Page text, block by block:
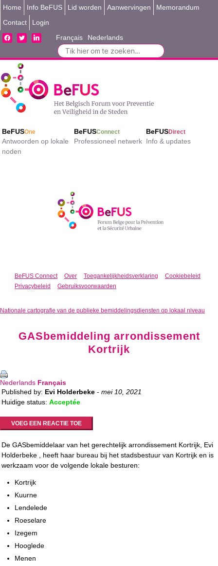
Home Info BeFUS Lid worden Aanwervingen
Memorandum
Contact
Login
facebooktwitterlinkedin Français Nederlands
Search
for:
BeFUSOne
Antwoorden op lokale
noden
BeFUSConnect
Professioneel netwerk
BeFUSDirect
Info & updates
BeFUS Connect Over Toegankelijkheidsverklaring
Cookiebeleid
Privacybeleid
Gebruiksvoorwaarden
Nationale cartografie van de publieke bemiddelingsdiensten op lokaal niveau
GASbemiddeling arrondissement
Kortrijk
Nederlands Français
Published by: Evi Holderbeke - mei 10, 2021
Huidige status: Acceptée
VOEG EEN REACTIE TOE
De GASbemiddelaar van het gerechtelijk arrondissement Kortrijk, Evi
Holderbeke , heeft haar bureau bij het stadsbestuur van Kortrijk en is
werkzaam voor de volgende lokale besturen:
Kortrijk
Kuurne
Lendelede
Roeselare
Izegem
Hooglede
Menen